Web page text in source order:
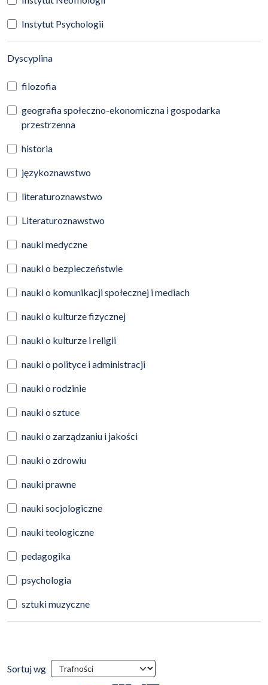
Instytut Psychologii
Dyscyplina(automatyczne przeładowanie treści)
filozofia
geografia społeczno-ekonomiczna i gospodarka
przestrzenna
historia
językoznawstwo
literaturoznawstwo
Literaturoznawstwo
nauki medyczne
nauki o bezpieczeństwie
nauki o komunikacji społecznej i mediach
nauki o kulturze fizycznej
nauki o kulturze i religii
nauki o polityce i administracji
nauki o rodzinie
nauki o sztuce
nauki o zarządzaniu i jakości
nauki o zdrowiu
nauki prawne
nauki socjologiczne
nauki teologiczne
pedagogika
psychologia
sztuki muzyczne
Wyniki wyszukiwania
Sortuj wg
(automatyczne przeładowanie treści)